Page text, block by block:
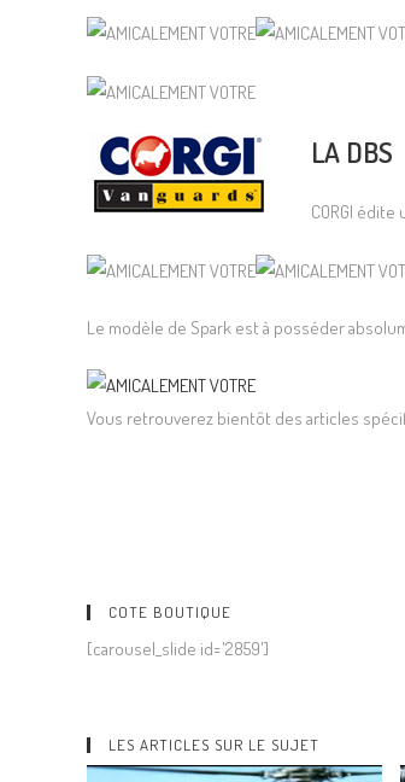
LA DBS
CORGI
Le modèle de Spark est à posséder
Vous retrouverez bientôt des articles
COTE BOUTIQUE
[carousel_slide id='2859']
LES ARTICLES SUR LE SUJET